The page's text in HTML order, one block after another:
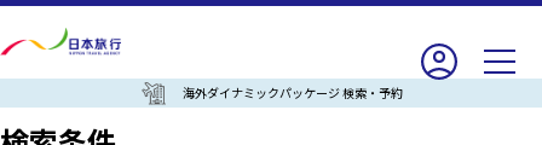
海外ダイナミックパッケージ 検索・予約